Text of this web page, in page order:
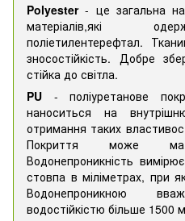
Polyester- це загальна
матеріалів,які
поліетилентерефтал.
зносостійкість. Добре
стійка до світла.
PU - поліуретанове
наноситься на
отримання таких
Покриття може
Водонепроникність
стовпа в міліметрах, при
Водонепроникною
водостійкістю більше 1500